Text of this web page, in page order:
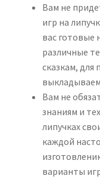
Вам не
игр на
вас готовые
различные
сказкам, для
Вам не
знаниям и
липучках
каждой
варианты